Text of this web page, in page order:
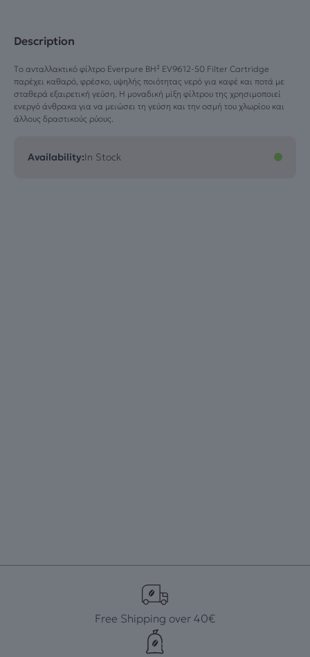
Description
Tο ανταλλακτικό φίλτρο Everpure BH² EV9612-50 Filter Cartridge
παρέχει καθαρό, φρέσκο, υψηλής ποιότητας νερό για καφέ και ποτά με
σταθερά εξαιρετική γεύση. Η μοναδική μίξη φίλτρου της χρησιμοποιεί
ενεργό άνθρακα για να μειώσει τη γεύση και την οσμή του χλωρίου και
άλλους δραστικούς ρύους.
Availability:In Stock
Free Shipping over 40€